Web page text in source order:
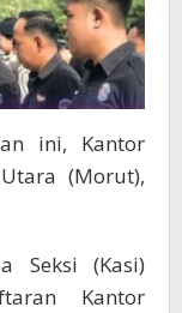
ini, Kantor
(Morut),
Seksi (Kasi)
Kantor